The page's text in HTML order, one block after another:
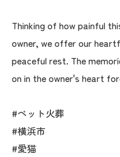
Thinking of how painful
owner, we offer our
peaceful rest. The
on in the owner's heart
#ペット火葬
#横浜市
#愛猫